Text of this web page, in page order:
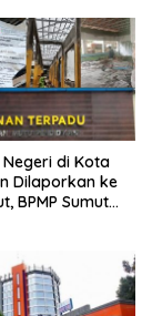
Negeri di Kota
Dilaporkan ke
BPMP Sumut